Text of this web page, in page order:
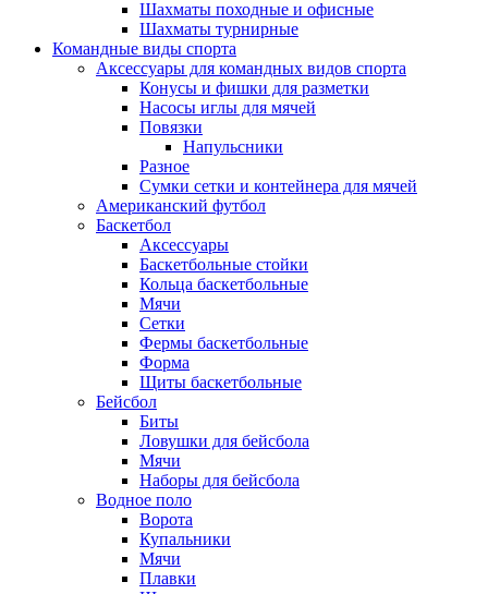
Шахматы походные и офисные
Шахматы турнирные
Командные виды спорта
Аксессуары для командных видов спорта
Конусы и фишки для разметки
Насосы иглы для мячей
Повязки
Напульсники
Разное
Сумки сетки и контейнера для мячей
Американский футбол
Баскетбол
Аксессуары
Баскетбольные стойки
Кольца баскетбольные
Мячи
Сетки
Фермы баскетбольные
Форма
Щиты баскетбольные
Бейсбол
Биты
Ловушки для бейсбола
Мячи
Наборы для бейсбола
Водное поло
Ворота
Купальники
Мячи
Плавки